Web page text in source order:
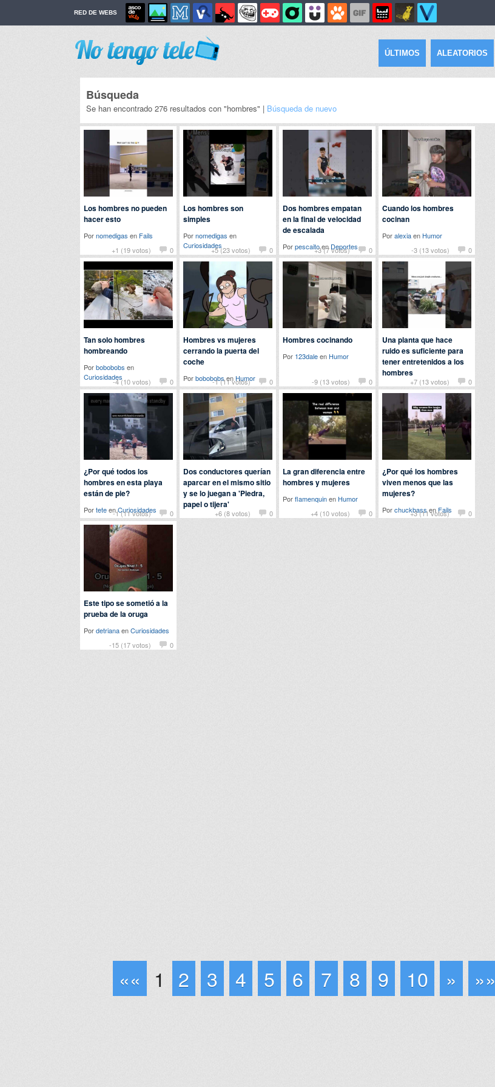
RED DE WEBS
ÚLTIMOS ALEATORIOS
Búsqueda
Se han encontrado 276 resultados con "hombres" | Búsqueda de nuevo
+1 (19 votos) 0
Los hombres no pueden
hacer esto
Pornomedigas en Fails
+5 (23 votos)
0
Los hombres son
simples
Pornomedigas en
Curiosidades
+3 (7 votos) 0
Dos hombres empatan
en la final de velocidad
de escalada
PorpescaitoenDeportes -3 (13 votos) 0
Cuando los hombres
cocinan
Poralexiaen Humor
-4 (10 votos) 0
Tan solo hombres
hombreando
Porbobobobs en
Curiosidades
-1 (11 votos) 0
Hombres vs mujeres
cerrando la puerta del
coche
Porbobobobsen Humor -9 (13 votos) 0
Hombres cocinando
Por 123daleen Humor
+7 (13 votos) 0
Una planta que hace
ruido es suficiente para
tener entretenidos a los
hombres
Porpatatabravaen
-1 (11 votos) 0
¿Por qué todos los
hombres en esta playa
están de pie?
PorteteenCuriosidades +6 (8 votos) 0
Dos conductores querían
aparcar en el mismo sitio
y se lo juegan a 'Piedra,
papel o tijera'
Pornomedigasen
+4 (10 votos) 0
La gran diferencia entre
hombres y mujeres
Porflamenquinen Humor
+3 (11 votos)
0
¿Por qué los hombres
viven menos que las
mujeres?
Porchuckbassen Fails
-15 (17 votos) 0
Este tipo se sometió a la
prueba de la oruga
PordetrianaenCuriosidades
«« 1 2 3 4 5 6 7 8 9 10 » »»